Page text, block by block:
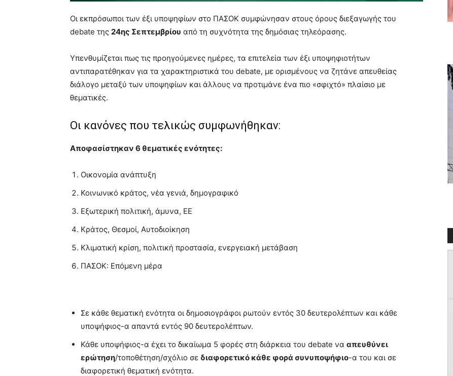
Οι εκπρόσωποι των έξι υποψηφίων στο ΠΑΣΟΚ συμφώνησαν στους όρους διεξαγωγής του
debate της 24ης Σεπτεμβρίου από τη συχνότητα της δημόσιας τηλεόρασης.
Υπενθυμίζεται πως τις προηγούμενες ημέρες, τα επιτελεία των έξι υποψηφιοτήτων
αντιπαρατέθηκαν για τα χαρακτηριστικά του debate, με ορισμένους να ζητάνε απευθείας
διάλογο μεταξύ των υποψηφίων και άλλους να προτιμάνε ένα πιο «σφιχτό» πλαίσιο με
θεματικές.
Οι κανόνες που τελικώς συμφωνήθηκαν:
Αποφασίστηκαν 6 θεματικές ενότητες:
Οικονομία ανάπτυξη
Κοινωνικό κράτος, νέα γενιά, δημογραφικό
Εξωτερική πολιτική, άμυνα, ΕΕ
Κράτος, Θεσμοί, Αυτοδιοίκηση
Κλιματική κρίση, πολιτική προστασία, ενεργειακή μετάβαση
ΠΑΣΟΚ: Επόμενη μέρα
Σε κάθε θεματική ενότητα οι δημοσιογράφοι ρωτούν εντός 30 δευτερολέπτων και κάθε
υποψήφιος-α απαντά εντός 90 δευτερολέπτων.
Κάθε υποψήφιος-α έχει το δικαίωμα 5 φορές στη διάρκεια του debate να απευθύνει
ερώτηση/τοποθέτηση/σχόλιο σε διαφορετικό κάθε φορά συνυποψήφιο-α του και σε
διαφορετική θεματική ενότητα.